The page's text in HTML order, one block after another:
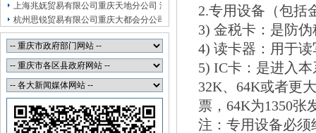
上海兆妩贸易有限公司重庆天地分公司 渝中 （工商注册）
杭州思锐贸易有限公司重庆大都会分公司 渝中 工商注册
杭州思锐贸易有限公司重庆分公司 渝中 （工商注册）
重庆福安药业集团凯斯特医药有限公司 渝新100万 （进出口权）
重庆斯帕索商贸有限公司 渝中500万 （进出口权）
重庆臣夫商贸有限公司 （执照专让）
重庆卿倾商贸有限责任公司 渝江100万 （工商注册）
2.专用设备（包括
3) 金税卡：是防
4) 读卡器：用于
5) IC卡：是进入
32K、64K或者更
票，64K为1350张
注：专用设备必